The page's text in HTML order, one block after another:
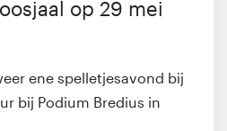
op 29 mei
ene spelletjesavond bij
bij Podium Bredius in